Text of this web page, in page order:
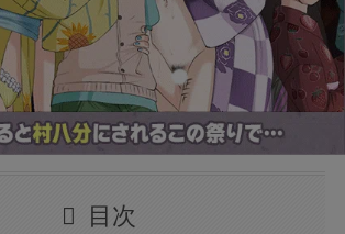
目次